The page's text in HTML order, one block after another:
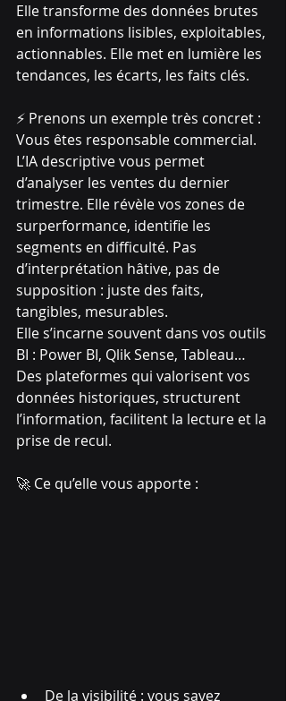
Elle transforme des données brutes
en informations lisibles, exploitables,
actionnables. Elle met en lumière les
tendances, les écarts, les faits clés.
⚡ Prenons un exemple très concret :
Vous êtes responsable commercial.
L’IA descriptive vous permet
d’analyser les ventes du dernier
trimestre. Elle révèle vos zones de
surperformance, identifie les
segments en difficulté. Pas
d’interprétation hâtive, pas de
supposition : juste des faits,
tangibles, mesurables.
Elle s’incarne souvent dans vos outils
BI : Power BI, Qlik Sense, Tableau…
Des plateformes qui valorisent vos
données historiques, structurent
l’information, facilitent la lecture et la
prise de recul.
🚀 Ce qu’elle vous apporte :
De la visibilité : vous savez